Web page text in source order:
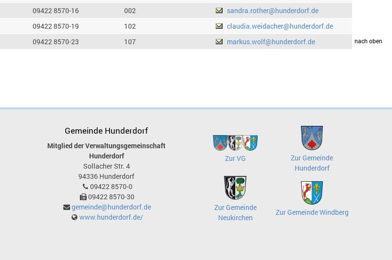
09422 8570-16 002
sandra.rother@hunderdorf.de
09422 8570-19 102
claudia.weidacher@hunderdorf.de
09422 8570-23 107 markus.wolf@hunderdorf.dedrucken nach oben
Gemeinde Hunderdorf
Mitglied der Verwaltungsgemeinschaft
Hunderdorf
Sollacher Str. 4
94336 Hunderdorf
09422 8570-0
09422 8570-30
gemeinde@hunderdorf.de
www.hunderdorf.de/
Zur VG
Zur Gemeinde
Hunderdorf
Zur Gemeinde
Neukirchen
Zur Gemeinde Windberg